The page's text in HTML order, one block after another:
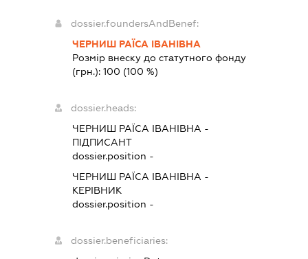
dossier.foundersAndBenef:
ЧЕРНИШ РАЇСА ІВАНІВНА
Розмір внеску до статутного фонду
(грн.): 100 (100 %)
dossier.heads:
ЧЕРНИШ РАЇСА ІВАНІВНА -
ПІДПИСАНТ
dossier.position -
ЧЕРНИШ РАЇСА ІВАНІВНА -
КЕРІВНИК
dossier.position -
dossier.beneficiaries: